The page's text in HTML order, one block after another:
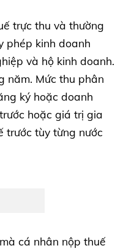
trực thu và thường
phép kinh doanh
và hộ kinh doanh.
năm. Mức thu phân
ký hoặc doanh
hoặc giá trị gia
trước tùy từng nước
cá nhân nộp thuế